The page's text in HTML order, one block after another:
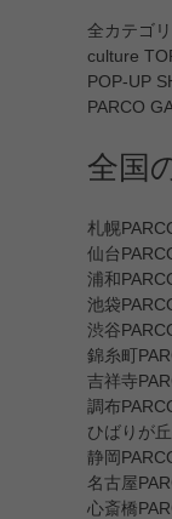
全カテゴ
culture
POP-UP
PARCO
全国
札幌
仙台
浦和
池袋
渋谷
錦糸町
吉祥寺
調布
ひばりが
静岡
名古屋
心斎橋